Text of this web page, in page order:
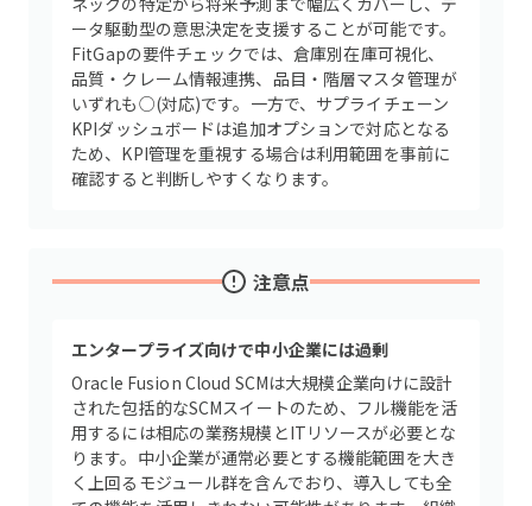
ータ駆動型の意思決定を支援することが可能です。
FitGapの要件チェックでは、倉庫別在庫可視化、
品質・クレーム情報連携、品目・階層マスタ管理が
いずれも○(対応)です。一方で、サプライチェーン
KPIダッシュボードは追加オプションで対応となる
ため、KPI管理を重視する場合は利用範囲を事前に
確認すると判断しやすくなります。
注意点
エンタープライズ向けで中小企業には過剰
Oracle Fusion Cloud SCMは大規模企業向けに設計
された包括的なSCMスイートのため、フル機能を活
用するには相応の業務規模とITリソースが必要とな
ります。中小企業が通常必要とする機能範囲を大き
く上回るモジュール群を含んでおり、導入しても全